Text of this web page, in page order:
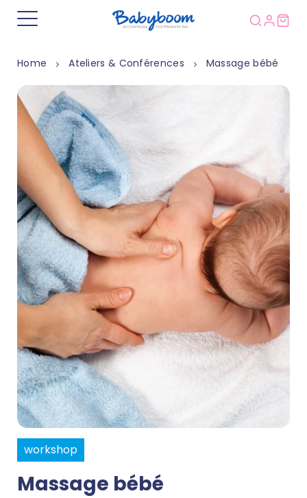
Home Ateliers & Conférences Massage bébé
workshop
Massage bébé